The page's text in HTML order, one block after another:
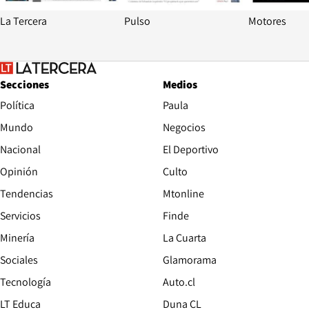
La Tercera Pulso Motores
Secciones
Política
Mundo
Nacional
Opinión
Tendencias
Servicios
Minería
Sociales
Tecnología
LT Educa
Medios
Paula
Negocios
El Deportivo
Culto
Mtonline
Finde
La Cuarta
Glamorama
Auto.cl
Duna CL